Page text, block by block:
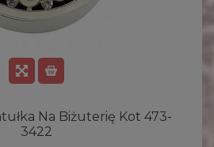
Na Biżuterię Kot 473-
3422